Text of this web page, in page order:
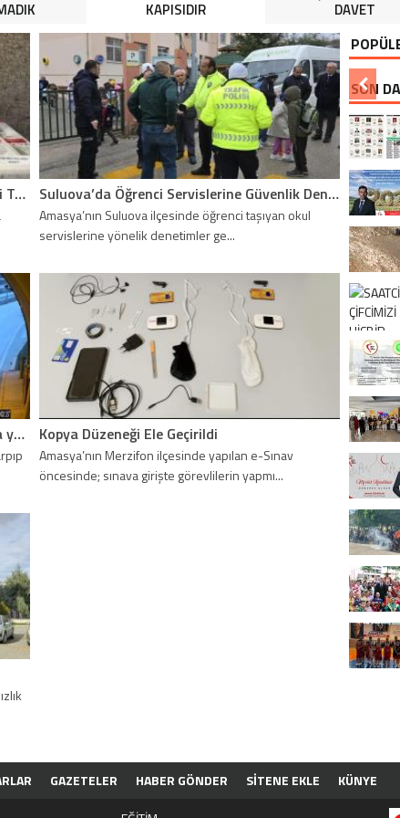
KAPISIDIR
DAVET
Suluova’da Uyuşturucu Operasyonu: 1 Kişi Tutuklandı Suluova’da Öğrenci Servislerine Güvenlik Denetimi Yapıldı
Amasya’nın Suluova ilçesinde öğrenci taşıyan okul
servislerine yönelik denetimler ge...
Tünel çıkışı takla atan otomobil kameraya yansıdı Kopya Düzeneği Ele Geçirildi
Amasya’nın Merzifon ilçesinde yapılan e-Sınav
öncesinde; sınava girişte görevlilerin yapmı...
SON
GAZETELER HABER GÖNDER SİTENE EKLE
KÜNYE